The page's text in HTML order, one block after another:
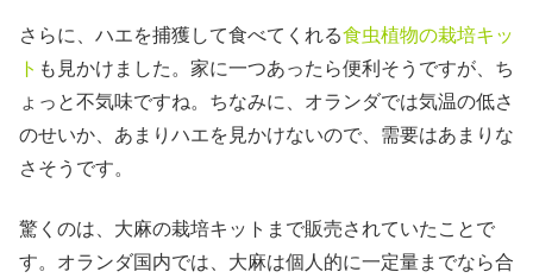
さらに、ハエを捕獲して食べてくれる食虫植物の栽培キッ
ト も見かけました。家に一つあったら便利そうですが、ち
ょっと不気味ですね。ちなみに、オランダでは気温の低さ
のせいか、あまりハエを見かけないので、需要はあまりな
さそうです。
驚くのは、大麻の栽培キットまで販売されていたことで
す。オランダ国内では、大麻は個人的に一定量までなら合